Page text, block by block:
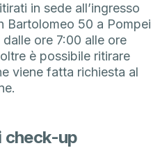
in sede all’ingresso
Bartolomeo 50 a Pompei
ore 7:00 alle ore
è possibile ritirare
viene fatta richiesta al
check-up